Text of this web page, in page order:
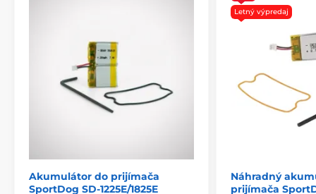
Akumulátor do prijímača
SportDog SD-1225E/1825E
Letný výpredaj
Náhradný
prijímača